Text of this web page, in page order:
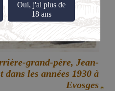
grand-père, Jean-
dans les années 1930 à
Evosges
Oui, j'ai plus de
18 ans